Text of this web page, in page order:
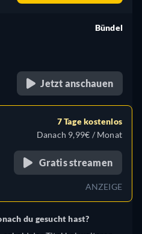
Bündel
Jetzt anschauen
7 Tage kostenlos
Danach 9,99€ / Monat
Gratis streamen
ANZEIGE
du gesucht hast?